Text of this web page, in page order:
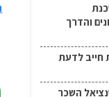
והדרך
חייב לדעת
השכר